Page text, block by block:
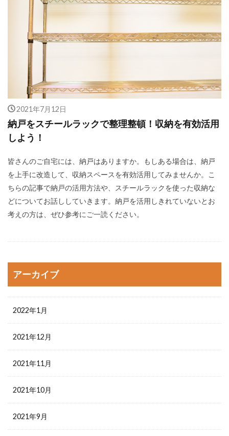
2021年7月12日
納戸をスチールラックで整理整頓！収納を有効活用
しよう！
皆さんのご自宅には、納戸はありますか。もしある場合は、納戸
を上手に改造して、収納スペースを有効活用してみませんか。こ
ちらの記事で納戸の活用方法や、スチールラックを使った収納な
どについてお話ししていきます。納戸を活用しきれていないとお
考えの方は、ぜひ参考にご一読ください。
アーカイブ
2022年1月
2021年12月
2021年11月
2021年10月
2021年9月